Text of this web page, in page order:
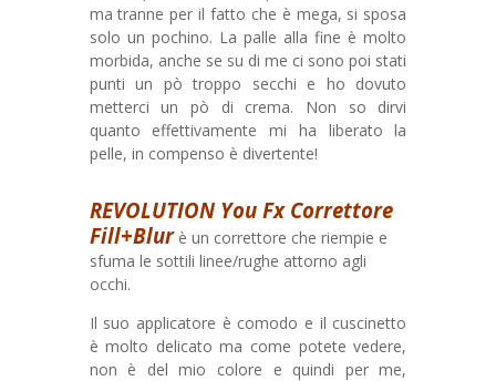
ma tranne per il fatto che è mega, si sposa
solo un pochino. La palle alla fine è molto
morbida, anche se su di me ci sono poi stati
punti un pò troppo secchi e ho dovuto
metterci un pò di crema. Non so dirvi
quanto effettivamente mi ha liberato la
pelle, in compenso è divertente!
REVOLUTION You Fx Correttore
Fill+Blurè un correttore che riempie e
sfuma le sottili linee/rughe attorno agli
occhi.
Il suo applicatore è comodo e il cuscinetto
è molto delicato ma come potete vedere,
non è del mio colore e quindi per me,